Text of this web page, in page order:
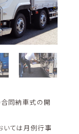
合同納車式の開
いては月例行事